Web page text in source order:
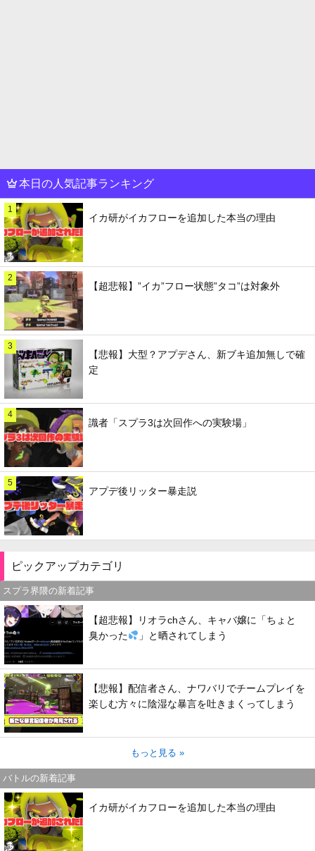
本日の人気記事ランキング
1
イカ研がイカフローを追加した本当の理由
2
【超悲報】”イカ”フロー状態”タコ”は対象外
3
【悲報】大型？アプデさん、新ブキ追加無しで確
定
4
識者「スプラ3は次回作への実験場」
5
アプデ後リッター暴走説
ピックアップカテゴリ
スプラ界隈の新着記事
【超悲報】リオラchさん、キャバ嬢に「ちょと
臭かった
」と晒されてしまう
【悲報】配信者さん、ナワバリでチームプレイを
楽しむ方々に陰湿な暴言を吐きまくってしまう
もっと見る »
バトルの新着記事
イカ研がイカフローを追加した本当の理由